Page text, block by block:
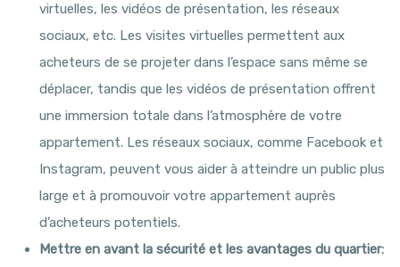
virtuelles, les vidéos de présentation, les réseaux
sociaux, etc. Les visites virtuelles permettent aux
acheteurs de se projeter dans l’espace sans même se
déplacer, tandis que les vidéos de présentation offrent
une immersion totale dans l’atmosphère de votre
appartement. Les réseaux sociaux, comme Facebook et
Instagram, peuvent vous aider à atteindre un public plus
large et à promouvoir votre appartement auprès
d’acheteurs potentiels.
Mettre en avant la sécurité et les avantages du quartier: